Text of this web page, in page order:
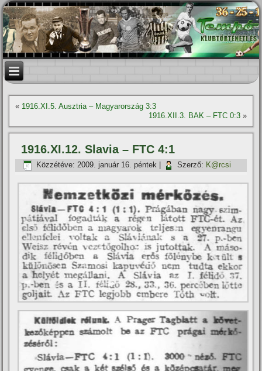
« 1916.XI.5. Ausztria – Magyarország 3:3
1916.XII.3. BAK – FTC 0:3»
1916.XI.12. Slavia – FTC 4:1
Közzétéve: 2009. január 16. péntek Szerző: K@rcsi